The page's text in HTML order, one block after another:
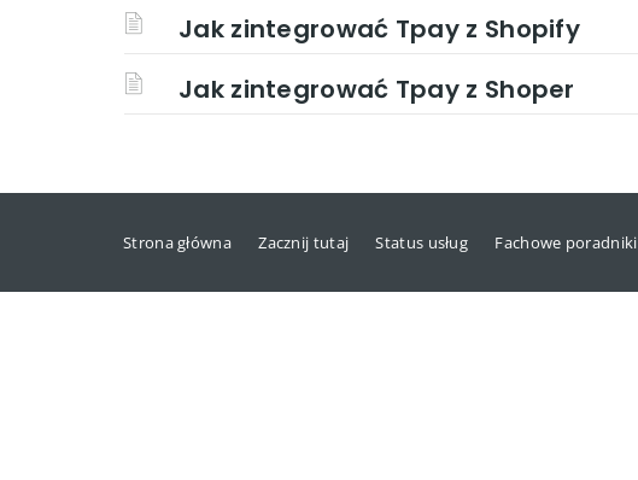
Jak zintegrować Tpay z Shopify
Jak zintegrować Tpay z Shoper
Strona główna Zacznij tutaj Status usług Fachowe poradniki